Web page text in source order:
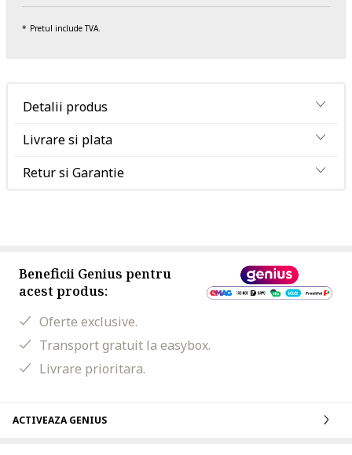
Pretul include TVA.
Detalii produs
Livrare si plata
Retur si Garantie
Beneficii Genius pentru
acest produs:
Oferte exclusive.
Transport gratuit la easybox.
Livrare prioritara.
ACTIVEAZA GENIUS